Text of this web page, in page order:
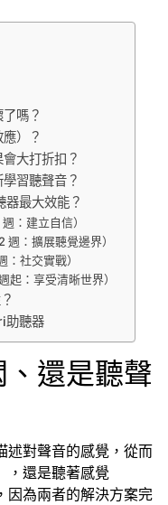
嗎？
）？
大打折扣？
習聽聲音？
最大效能？
：建立自信）
：擴展聽覺邊界）
社交實戰）
起：享受清晰世界）
助聽器
還是聽聲
述對聲音的感覺，從而
，還是聽著感覺
因為兩者的解決方案完